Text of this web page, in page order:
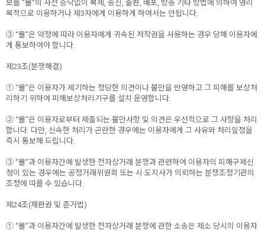
보를 “몰”의 사전 승낙없이 복제, 송신, 출판, 배포, 방송 기타 방법에 의하여 영리
목적으로 이용하거나 제3자에게 이용하게 하여서는 안됩니다.
③ “몰”은 약정에 따라 이용자에게 귀속된 저작권을 사용하는 경우 당해 이용자에
게 통보하여야 합니다.
제23조(분쟁해결)
① “몰”은 이용자가 제기하는 정당한 의견이나 불만을 반영하고 그 피해를 보상처
리하기 위하여 피해보상처리기구를 설치·운영합니다.
② “몰”은 이용자로부터 제출되는 불만사항 및 의견은 우선적으로 그 사항을 처리
합니다. 다만, 신속한 처리가 곤란한 경우에는 이용자에게 그 사유와 처리일정을
즉시 통보해 드립니다.
③ “몰”과 이용자간에 발생한 전자상거래 분쟁과 관련하여 이용자의 피해구제신
청이 있는 경우에는 공정거래위원회 또는 시·도지사가 의뢰하는 분쟁조정기관의
조정에 따를 수 있습니다.
제24조(재판권 및 준거법)
① “몰”과 이용자간에 발생한 전자상거래 분쟁에 관한 소송은 제소 당시의 이용자